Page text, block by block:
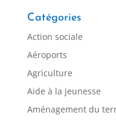
Catégories
Action sociale
Aéroports
Agriculture
Aide à la jeunesse
Aménagement du